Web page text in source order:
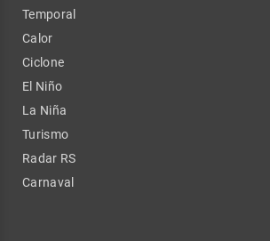
Temporal
Calor
Ciclone
El Niño
La Niña
Turismo
Radar RS
Carnaval